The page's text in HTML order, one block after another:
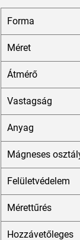
Forma
Méret
Átmérő
Vastagság
Anyag
Mágneses
Felületvédelem
Mérettűrés
Hozzávetőleges